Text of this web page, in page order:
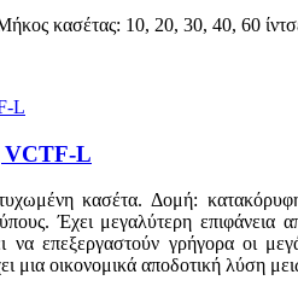
κασέτας: 10, 20, 30, 40, 60
VCTF-L
κασέτα. Δομή:
Έχει μεγαλύτερη
να επεξεργαστούν γρήγορα οι
μια οικονομικά αποδοτική λύση